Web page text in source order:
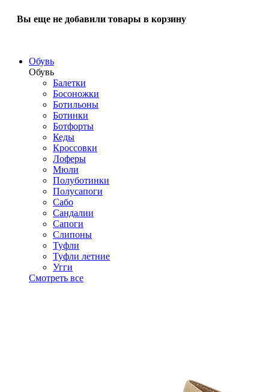
Вы еще не добавили товары в корзину
Обувь
Обувь
Балетки
Босоножки
Ботильоны
Ботинки
Ботфорты
Кеды
Кроссовки
Лоферы
Мюли
Полуботинки
Полусапоги
Сабо
Сандалии
Сапоги
Слипоны
Туфли
Туфли летние
Угги
Смотреть все